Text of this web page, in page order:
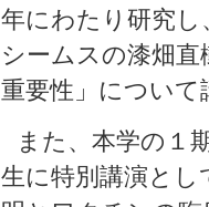
年にわたり研究し
シームスの漆畑
重要性」につい
また、本学の１
生に特別講演とし